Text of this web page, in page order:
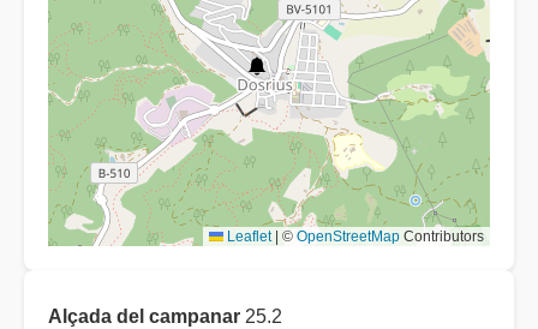
Leaflet © OpenStreetMap Contributors
Alçada del campanar 25.2